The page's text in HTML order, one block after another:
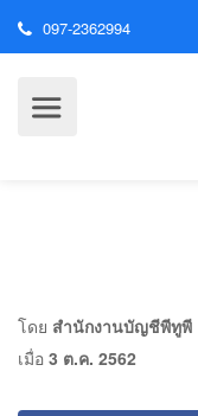
097-2362994
โดย สำนักงานบัญชีพีทูพี
เมื่อ 3 ต.ค. 2562